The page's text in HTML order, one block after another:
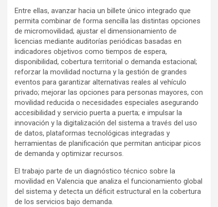
Entre ellas, avanzar hacia un billete único integrado que
permita combinar de forma sencilla las distintas opciones
de micromovilidad; ajustar el dimensionamiento de
licencias mediante auditorías periódicas basadas en
indicadores objetivos como tiempos de espera,
disponibilidad, cobertura territorial o demanda estacional;
reforzar la movilidad nocturna y la gestión de grandes
eventos para garantizar alternativas reales al vehículo
privado; mejorar las opciones para personas mayores, con
movilidad reducida o necesidades especiales asegurando
accesibilidad y servicio puerta a puerta; e impulsar la
innovación y la digitalización del sistema a través del uso
de datos, plataformas tecnológicas integradas y
herramientas de planificación que permitan anticipar picos
de demanda y optimizar recursos.
El trabajo parte de un diagnóstico técnico sobre la
movilidad en Valencia que analiza el funcionamiento global
del sistema y detecta un déficit estructural en la cobertura
de los servicios bajo demanda.